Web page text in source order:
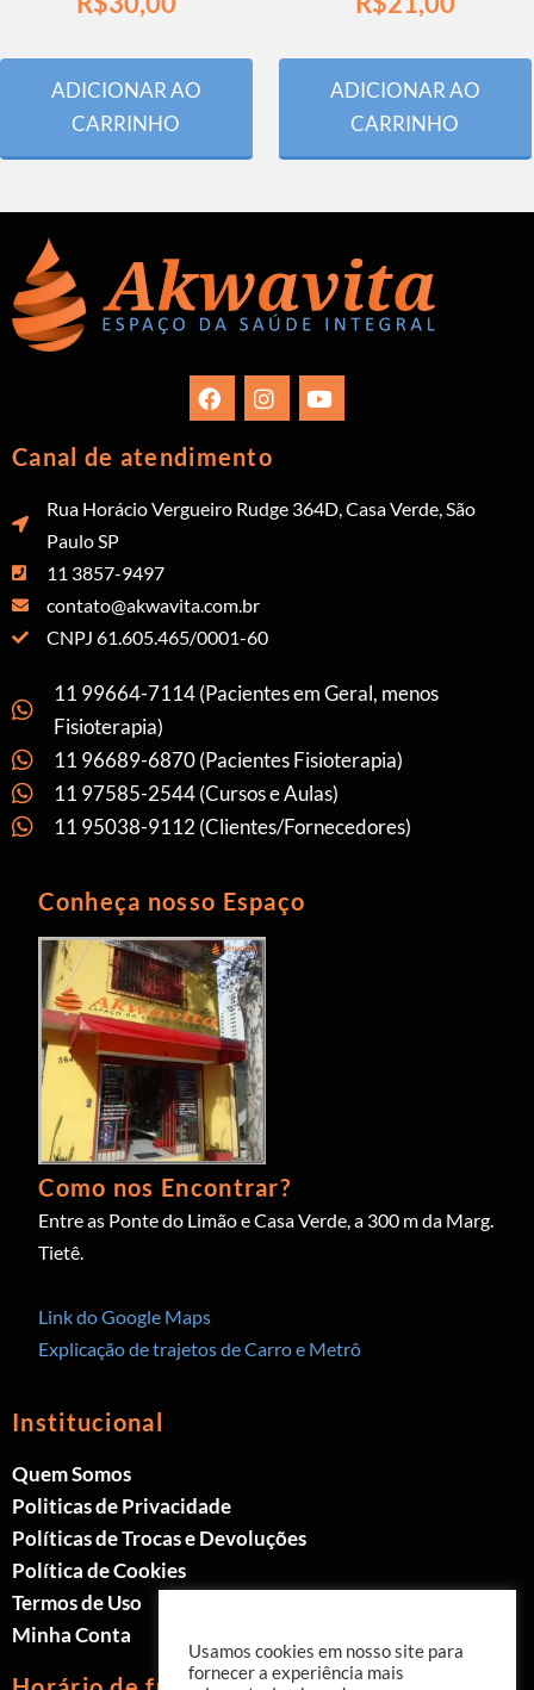
ADICIONAR AO
CARRINHO
ADICIONAR AO
CARRINHO
Canal de atendimento
Rua Horácio Vergueiro Rudge 364D, Casa Verde, São
Paulo SP
11 3857-9497
contato@akwavita.com.br
CNPJ 61.605.465/0001-60
11 99664-7114 (Pacientes em Geral, menos
Fisioterapia)
11 96689-6870 (Pacientes Fisioterapia)
11 97585-2544 (Cursos e Aulas)
11 95038-9112 (Clientes/Fornecedores)
Conheça nosso Espaço
Como nos Encontrar?
Entre as Ponte do Limão e Casa Verde, a 300 m da Marg.
Tietê.
Link do Google Maps
Explicação de trajetos de Carro e Metrô
Institucional
Quem Somos
Politicas de Privacidade
Políticas de Trocas e Devoluções
Política de Cookies
Termos de Uso
Minha Conta
Usamos cookies em nosso site para
fornecer a experiência mais